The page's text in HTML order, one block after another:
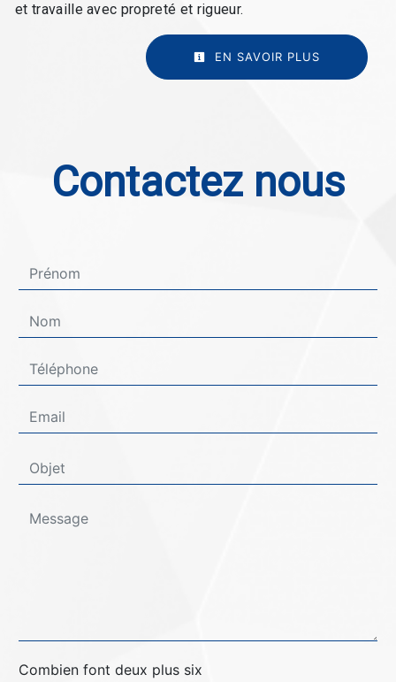
et travaille avec propreté et rigueur.
EN SAVOIR PLUS
Contactez nous
Combien font deux plus six